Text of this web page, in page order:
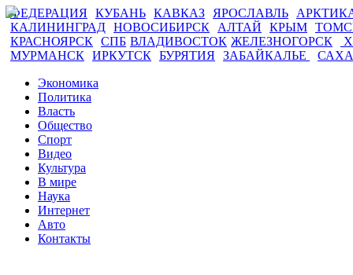
ФЕДЕРАЦИЯ КУБАНЬ КАВКАЗ ЯРОСЛАВЛЬ
КАЛИНИНГРАД НОВОСИБИРСК АЛТАЙ КРЫМ
КРАСНОЯРСК СПБ ВЛАДИВОСТОК ЖЕЛЕЗНОГОРСК
МУРМАНСК ИРКУТСК БУРЯТИЯ ЗАБАЙКАЛЬЕ САХА
Экономика
Политика
Власть
Общество
Спорт
Видео
Культура
В мире
Наука
Интернет
Авто
Контакты